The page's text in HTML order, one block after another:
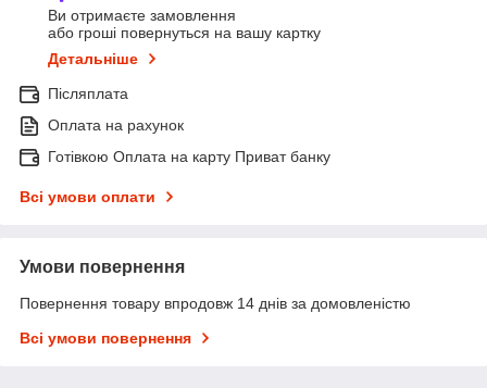
Ви отримаєте замовлення
або гроші повернуться на вашу картку
Детальніше
Післяплата
Оплата на рахунок
Готівкою Оплата на карту Приват банку
Всі умови оплати
Умови повернення
Повернення товару впродовж 14 днів за домовленістю
Всі умови повернення